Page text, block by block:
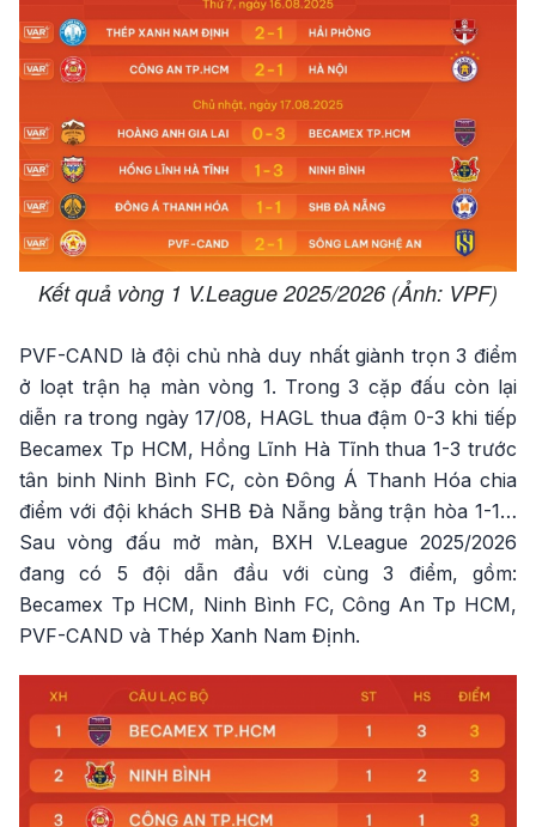
Kết quả vòng 1 V.League 2025/2026 (Ảnh: VPF)
PVF-CAND là đội chủ nhà duy nhất giành trọn 3 điểm
ở loạt trận hạ màn vòng 1. Trong 3 cặp đấu còn lại
diễn ra trong ngày 17/08, HAGL thua đậm 0-3 khi tiếp
Becamex Tp HCM, Hồng Lĩnh Hà Tĩnh thua 1-3 trước
tân binh Ninh Bình FC, còn Đông Á Thanh Hóa chia
điểm với đội khách SHB Đà Nẵng bằng trận hòa 1-1…
Sau vòng đấu mở màn, BXH V.League 2025/2026
đang có 5 đội dẫn đầu với cùng 3 điểm, gồm:
Becamex Tp HCM, Ninh Bình FC, Công An Tp HCM,
PVF-CAND và Thép Xanh Nam Định.